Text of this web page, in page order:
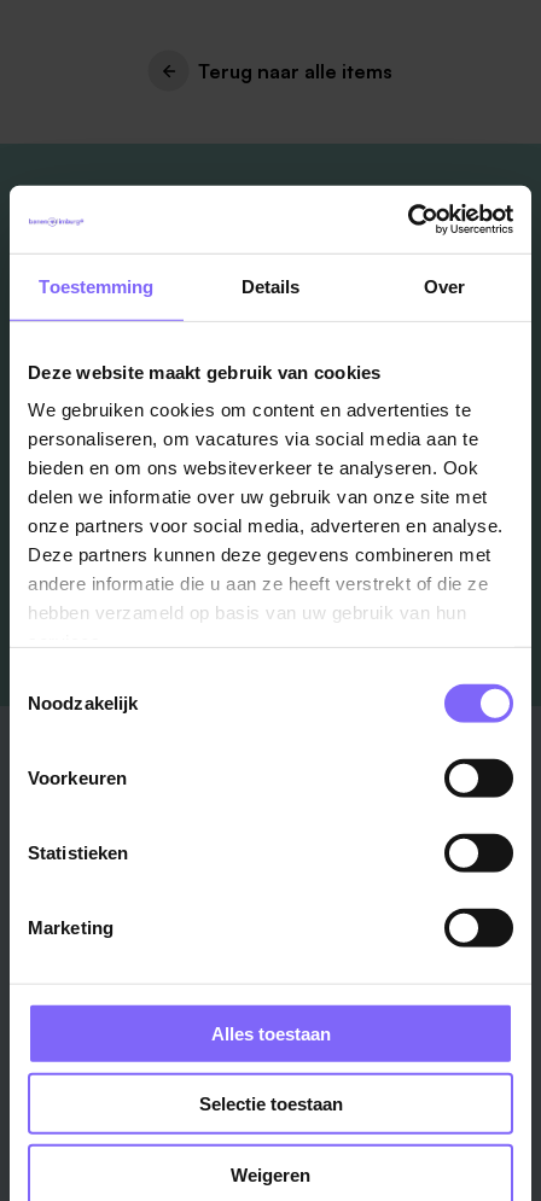
Toestemming Details Over
Deze website maakt gebruik van cookies
We gebruiken cookies om content en advertenties te
personaliseren, om vacatures via social media aan te
bieden en om ons websiteverkeer te analyseren. Ook
delen we informatie over uw gebruik van onze site met
onze partners voor social media, adverteren en analyse.
Deze partners kunnen deze gegevens combineren met
andere informatie die u aan ze heeft verstrekt of die ze
hebben verzameld op basis van uw gebruik van hun
Noodzakelijk
Voorkeuren
Statistieken
Marketing
Alles toestaan
Selectie toestaan
Weigeren
Terug naar alle items
Vacatures
in je mailbox?
Schrijf je in en we houden je op de hoogte
Job Alert instellen
Heerlen ›
Weert ›
Zorg & welzijn ›
Functie
Administratief medewerker ›
HR adviseur ›